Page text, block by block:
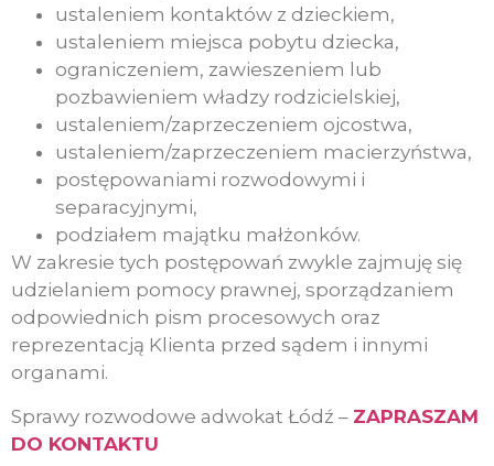
ustaleniem kontaktów z dzieckiem,
ustaleniem miejsca pobytu dziecka,
ograniczeniem, zawieszeniem lub
pozbawieniem władzy rodzicielskiej,
ustaleniem/zaprzeczeniem ojcostwa,
ustaleniem/zaprzeczeniem macierzyństwa,
postępowaniami rozwodowymi i
separacyjnymi,
podziałem majątku małżonków.
W zakresie tych postępowań zwykle zajmuję się
udzielaniem pomocy prawnej, sporządzaniem
odpowiednich pism procesowych oraz
reprezentacją Klienta przed sądem i innymi
organami.
Sprawy rozwodowe adwokat Łódź – ZAPRASZAM
DO KONTAKTU